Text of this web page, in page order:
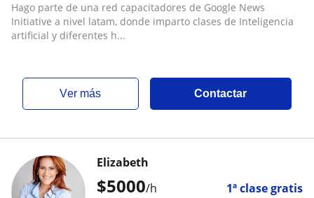
Hago parte de una red capacitadores de Google News
Initiative a nivel latam, donde imparto clases de Inteligencia
artificial y diferentes h...
ver más Contactar
$5000/h 1ª clase gratis
Elizabeth